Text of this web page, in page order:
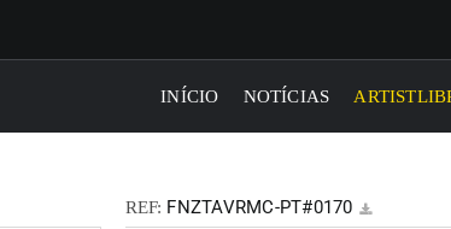
INÍCIO NOTÍCIAS
REF: FNZTAVRMC-PT#0170